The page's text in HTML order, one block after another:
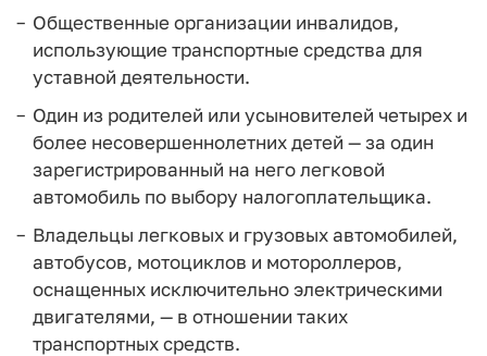
Общественные организации инвалидов,
использующие транспортные средства для
уставной деятельности.
Один из родителей или усыновителей четырех и
более несовершеннолетних детей — за один
зарегистрированный на него легковой
автомобиль по выбору налогоплательщика.
Владельцы легковых и грузовых автомобилей,
автобусов, мотоциклов и мотороллеров,
оснащенных исключительно электрическими
двигателями, — в отношении таких
транспортных средств.